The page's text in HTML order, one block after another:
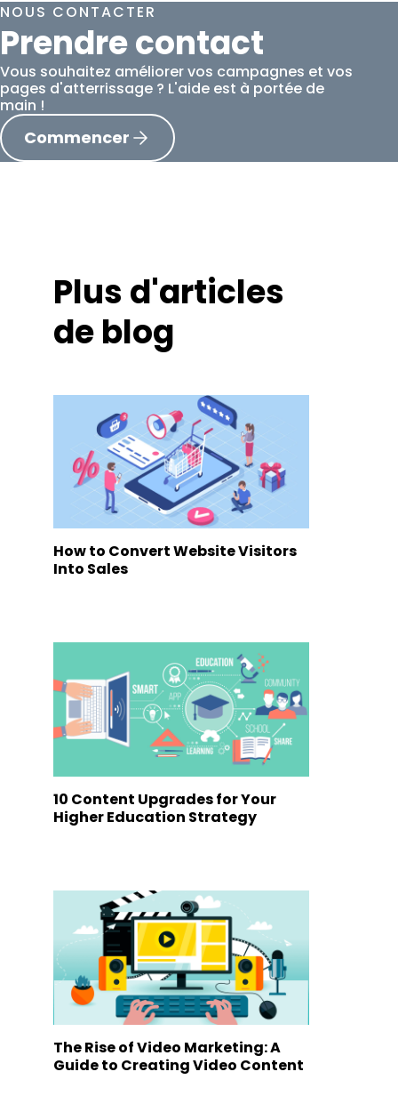
NOUS CONTACTER
Prendre contact
Vous souhaitez améliorer vos campagnes et vos
pages d'atterrissage ? L'aide est à portée de
main !
Commencer
Plus d'articles
de blog
How to Convert Website Visitors
Into Sales
10 Content Upgrades for Your
Higher Education Strategy
The Rise of Video Marketing: A
Guide to Creating Video Content